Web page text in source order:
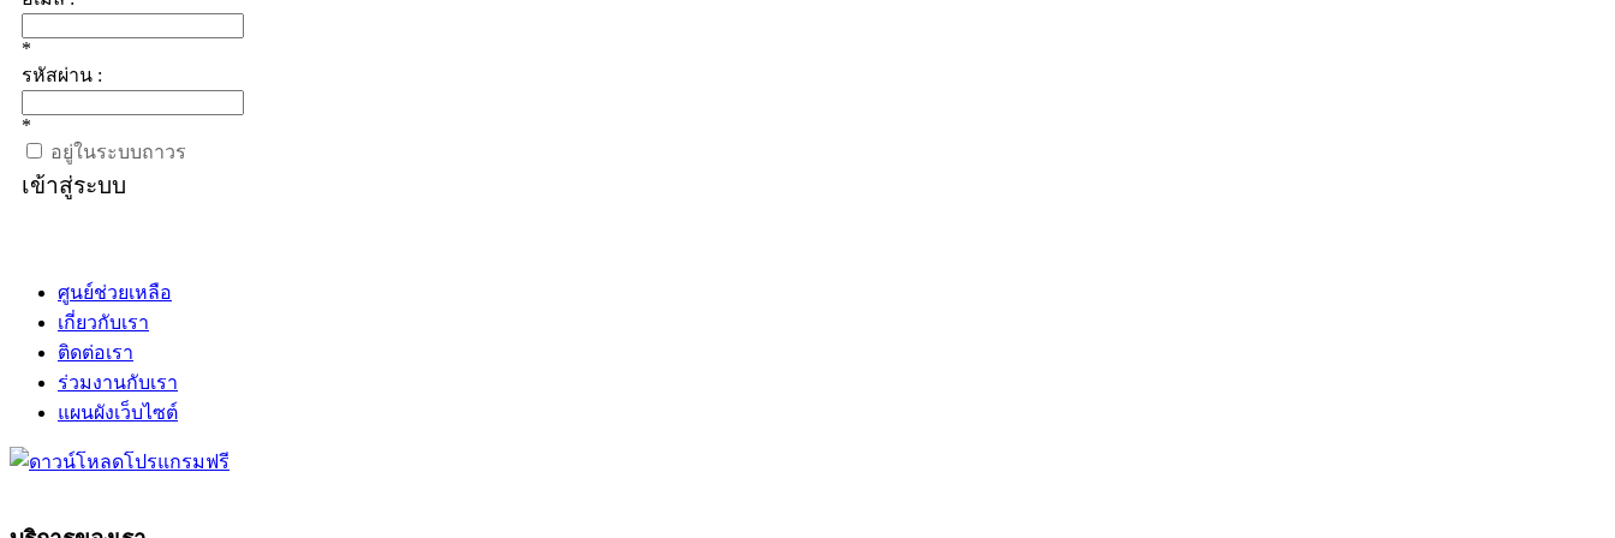
*
รหัสผ่าน :
*
อยู่ในระบบถาวร
เข้าสู่ระบบ
ศูนย์ช่วยเหลือ
เกี่ยวกับเรา
ติดต่อเรา
ร่วมงานกับเรา
แผนผังเว็บไซต์